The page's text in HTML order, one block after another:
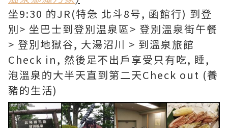
坐9:30 的JR(特急 北斗8号, 函館行) 到登
別> 坐巴士到登別温泉區> 登別溫泉街午餐
> 登別地獄谷, 大湯沼川 > 到溫泉旅館
Check in, 然後足不出戶享受只有吃, 睡,
泡溫泉的大半天直到第二天Check out (養
豬的生活)